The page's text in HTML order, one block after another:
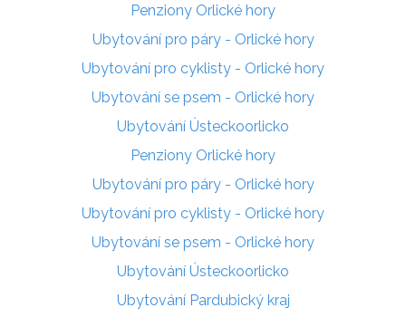
Penziony Orlické hory
Ubytování pro páry - Orlické hory
Ubytování pro cyklisty - Orlické hory
Ubytování se psem - Orlické hory
Ubytování Ústeckoorlicko
Penziony Orlické hory
Ubytování pro páry - Orlické hory
Ubytování pro cyklisty - Orlické hory
Ubytování se psem - Orlické hory
Ubytování Ústeckoorlicko
Ubytování Pardubický kraj